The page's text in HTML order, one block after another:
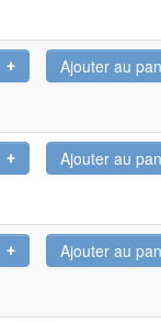
+
+
+